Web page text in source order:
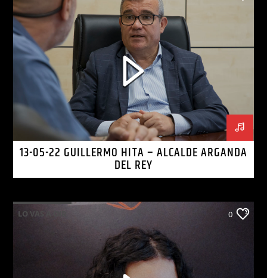
13-05-22 GUILLERMO HITA – ALCALDE ARGANDA
DEL REY
LO VAS A OIR 0